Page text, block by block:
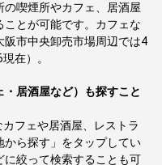
喫煙所やカフェ、居酒屋
とが可能です。カフェな
阪市中央卸売市場周辺では4
在）。
居酒屋など）も探すこと
フェや居酒屋、レストラ
から探す」をタップしてい
に絞って検索することも可